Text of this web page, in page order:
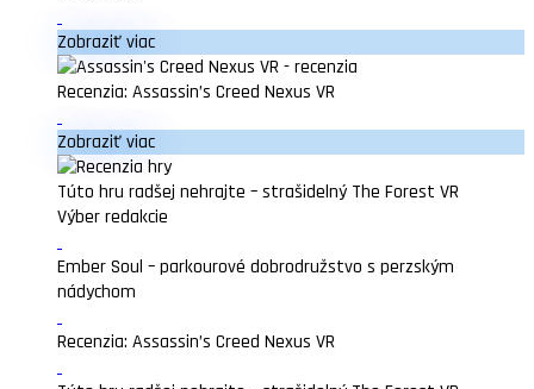
Zobraziť viac
Recenzia: Assassin’s Creed Nexus VR
Zobraziť viac
Túto hru radšej nehrajte – strašidelný The Forest VR
Výber redakcie
Ember Soul – parkourové dobrodružstvo s perzským
nádychom
Recenzia: Assassin’s Creed Nexus VR